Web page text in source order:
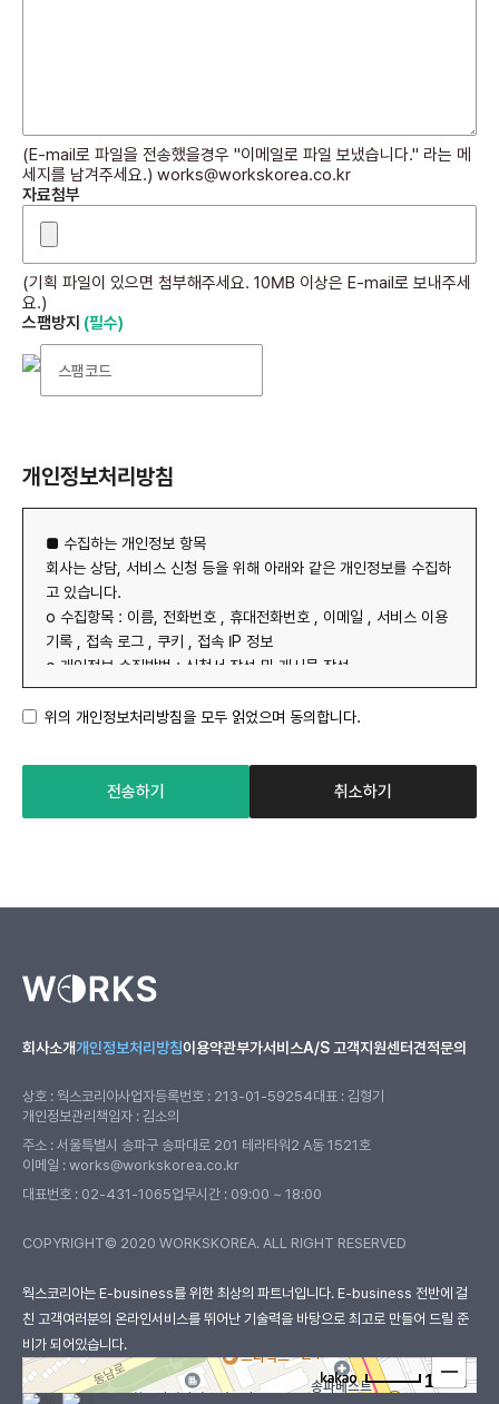
(E-mail로 파일을 전송했을경우 "이메일로 파일 보냈습니다." 라는 메
세지를 남겨주세요.) works@workskorea.co.kr
자료첨부
(기획 파일이 있으면 첨부해주세요. 10MB 이상은 E-mail로 보내주세
요.)
스팸방지
개인정보처리방침
■ 수집하는 개인정보 항목
회사는 상담, 서비스 신청 등을 위해 아래와 같은 개인정보를 수집하
고 있습니다.
ο 수집항목 : 이름, 전화번호 , 휴대전화번호 , 이메일 , 서비스 이용
기록 , 접속 로그 , 쿠키 , 접속 IP 정보
ο 개인정보 수집방법 : 신청서 작성 및 게시물 작성
■ 개인정보의 수집 및 이용목적
ο 정보수집의 이용목적 : 홈페이지제작 쇼핑몰제작 디자인 상담및진
ο 보유 및이용기간 제작 상담 종료후 12개월 ,정보제공자의 삭제 요
정보를 지체 없이 파기합니다.
위의 개인정보처리방침을 모두 읽었으며 동의합니다.
전송하기 취소하기
회사소개개인정보처리방침이용약관부가서비스A/S 고객지원센터견적문의
상호 : 웍스코리아사업자등록번호 : 213-01-59254대표 : 김형기
개인정보관리책임자 : 김소의
주소 : 서울특별시 송파구 송파대로 201 테라타워2 A동 1521호
이메일 : works@workskorea.co.kr
대표번호 : 02-431-1065업무시간 : 09:00 ~ 18:00
COPYRIGHT© 2020 WORKSKOREA. ALL RIGHT RESERVED
웍스코리아는 E-business를 위한 최상의 파트너입니다. E-business 전반에 걸
친 고객여러분의 온라인서비스를 뛰어난 기술력을 바탕으로 최고로 만들어 드릴 준
비가 되어있습니다.
100m